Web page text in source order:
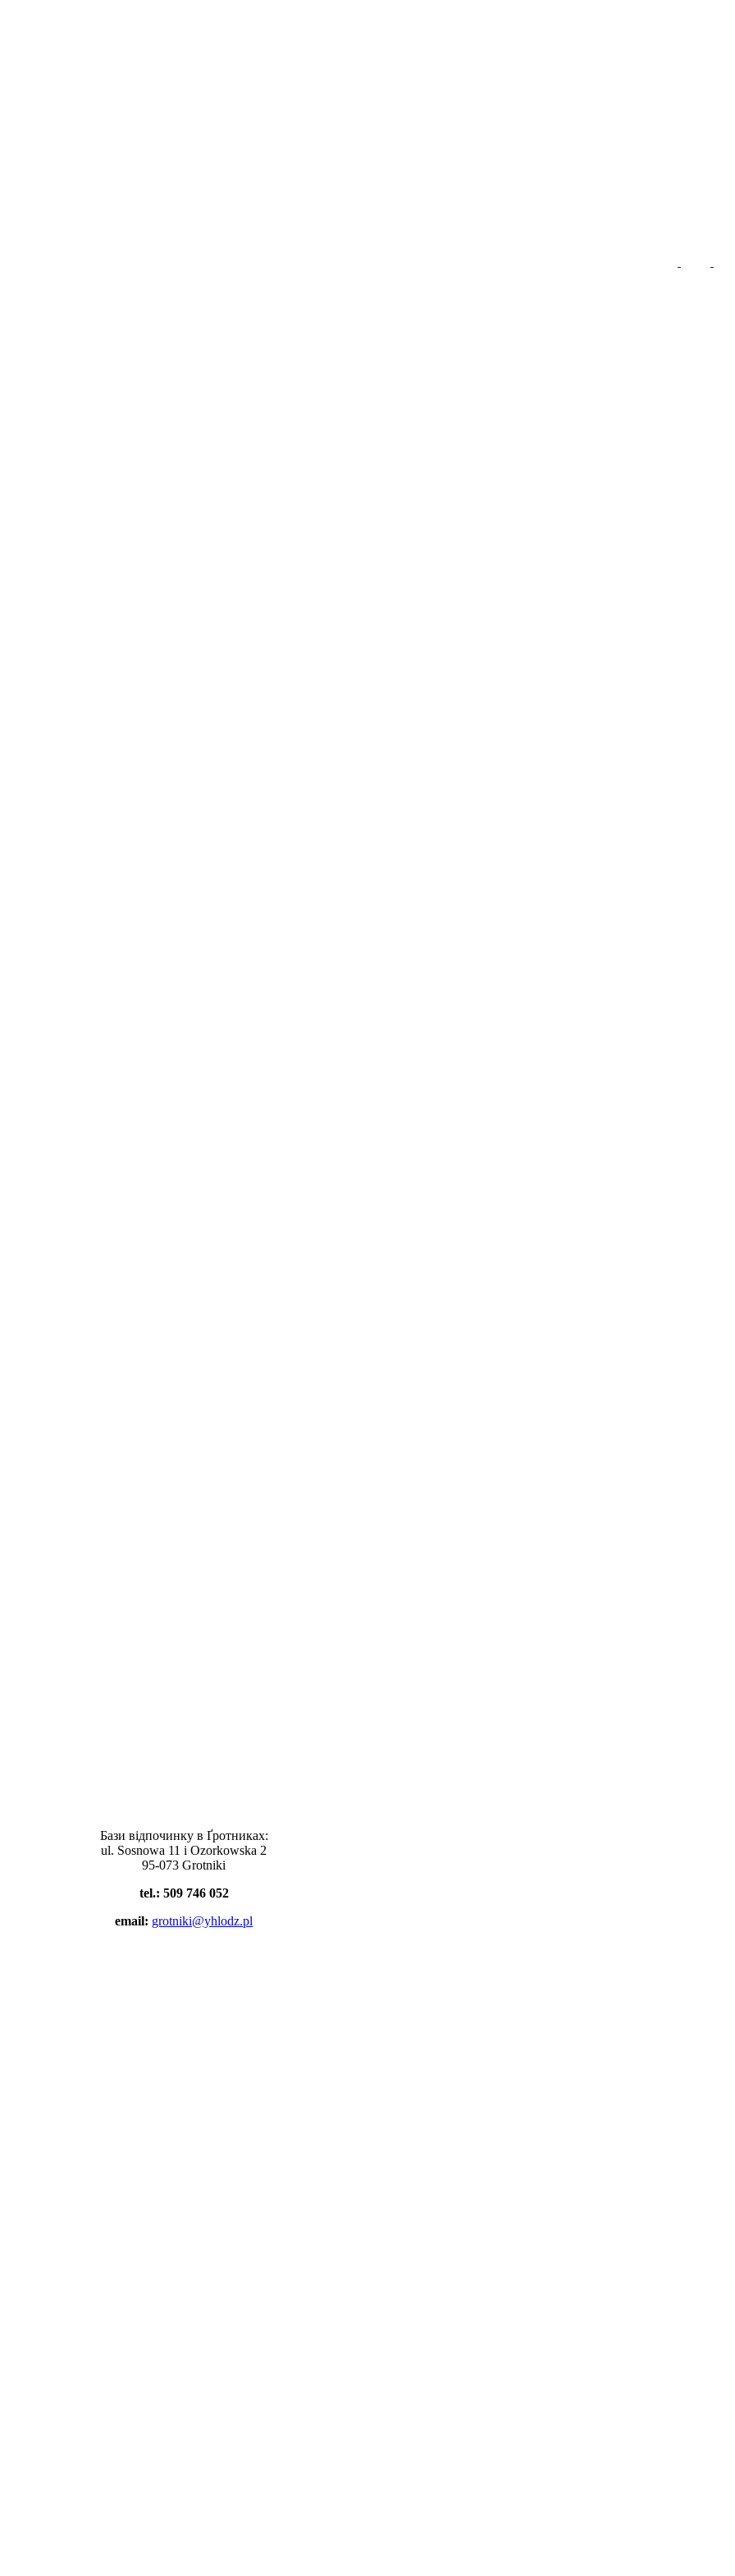
Бази відпочинку в Ґротниках:
ul. Sosnowa 11 i Ozorkowska 2
95-073 Grotniki
tel.: 509 746 052
email: grotniki@yhlodz.pl